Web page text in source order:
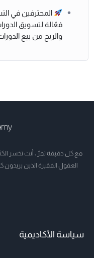
المحترفين في
فعّالة لتسويق
والربح من بيع
مع كل دقيقة تمرّ ، أنت تخسر
العقول الفقيرة الذين
سياسة الأكاديمية